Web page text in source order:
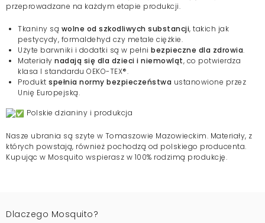
przeprowadzane na każdym etapie produkcji.
Tkaniny są wolne od szkodliwych substancji, takich jak
pestycydy, formaldehyd czy metale ciężkie.
Użyte barwniki i dodatki są w pełni bezpieczne dla zdrowia.
Materiały nadają się dla dzieci i niemowląt, co potwierdza
klasa I standardu OEKO-TEX®.
Produkt spełnia normy bezpieczeństwa ustanowione przez
Unię Europejską.
Polskie dzianiny i produkcja
Nasze ubrania są szyte w Tomaszowie Mazowieckim. Materiały, z
których powstają, również pochodzą od polskiego producenta.
Kupując w Mosquito wspierasz w 100% rodzimą produkcję.
Dlaczego Mosquito?